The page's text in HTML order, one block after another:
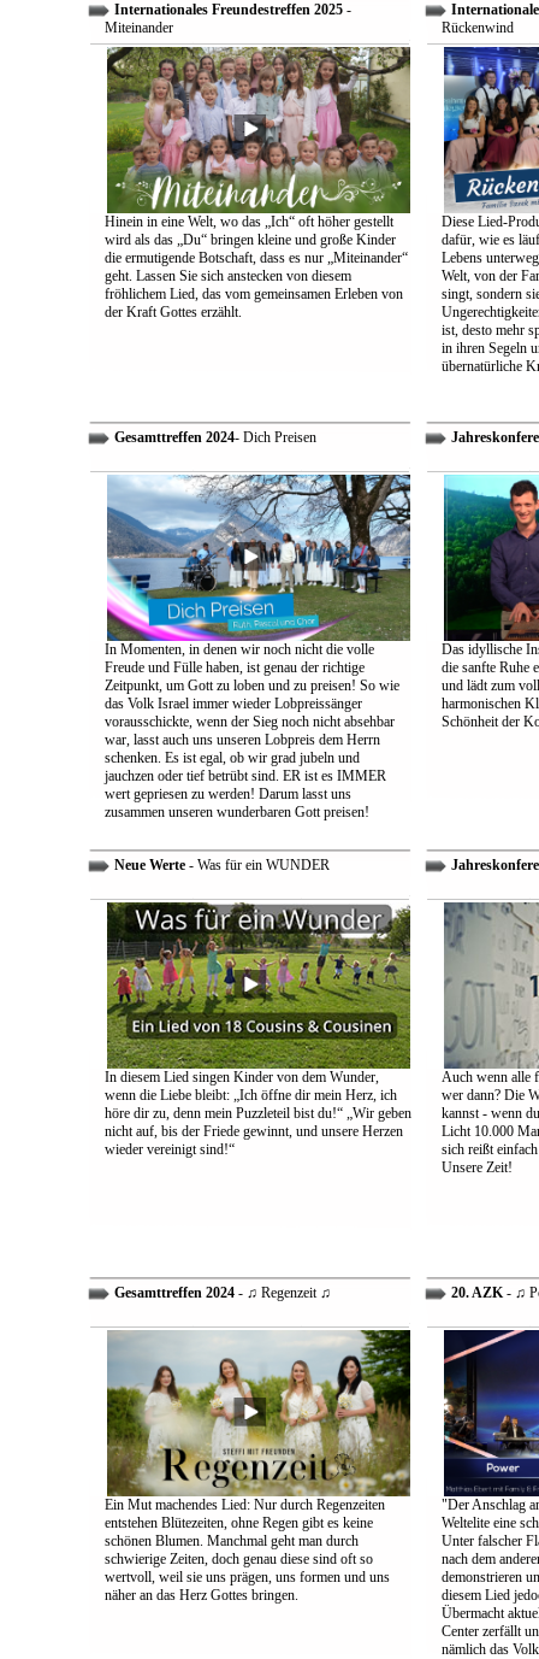
Internationales Freundestreffen 2025-
Miteinander
Hinein in eine Welt, wo das „Ich“ oft höher gestellt
wird als das „Du“ bringen kleine und große Kinder
die ermutigende Botschaft, dass es nur „Miteinander“
geht. Lassen Sie sich anstecken von diesem
fröhlichem Lied, das vom gemeinsamen Erleben von
der Kraft Gottes erzählt.
Rückenwind
Diese Lied-
dafür, wie es
Lebens
Welt, von der
singt, sondern
ist, desto mehr
in ihren Segeln
übernatürliche
Gesamttreffen 2024- Dich Preisen
In Momenten, in denen wir noch nicht die volle
Freude und Fülle haben, ist genau der richtige
Zeitpunkt, um Gott zu loben und zu preisen! So wie
das Volk Israel immer wieder Lobpreissänger
vorausschickte, wenn der Sieg noch nicht absehbar
war, lasst auch uns unseren Lobpreis dem Herrn
schenken. Es ist egal, ob wir grad jubeln und
jauchzen oder tief betrübt sind. ER ist es IMMER
wert gepriesen zu werden! Darum lasst uns
zusammen unseren wunderbaren Gott preisen!
Das idyllische
die sanfte Ruhe
und lädt zum
harmonischen
Schönheit der
Neue Werte- Was für ein WUNDER
In diesem Lied singen Kinder von dem Wunder,
wenn die Liebe bleibt: „Ich öffne dir mein Herz, ich
höre dir zu, denn mein Puzzleteil bist du!“ „Wir geben
nicht auf, bis der Friede gewinnt, und unsere Herzen
wieder vereinigt sind!“
Auch wenn alle
wer dann? Die
kannst - wenn
Licht 10.000
sich reißt
Unsere Zeit!
Gesamttreffen 2024- ♫ Regenzeit ♫
Ein Mut machendes Lied: Nur durch Regenzeiten
entstehen Blütezeiten, ohne Regen gibt es keine
schönen Blumen. Manchmal geht man durch
schwierige Zeiten, doch genau diese sind oft so
wertvoll, weil sie uns prägen, uns formen und uns
näher an das Herz Gottes bringen.
20. AZK- ♫
"Der Anschlag
Weltelite eine
Unter falscher
nach dem
demonstrieren
diesem Lied
Übermacht
Center zerfällt
nämlich das